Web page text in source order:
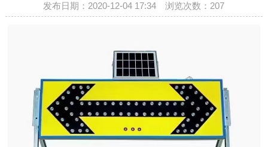
发布日期：2020-12-04 17:34 浏览次数： 207